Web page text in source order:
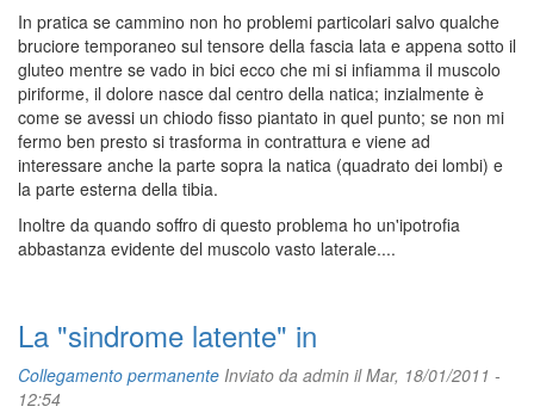
In pratica se cammino non ho problemi particolari salvo qualche
bruciore temporaneo sul tensore della fascia lata e appena sotto il
gluteo mentre se vado in bici ecco che mi si infiamma il muscolo
piriforme, il dolore nasce dal centro della natica; inzialmente è
come se avessi un chiodo fisso piantato in quel punto; se non mi
fermo ben presto si trasforma in contrattura e viene ad
interessare anche la parte sopra la natica (quadrato dei lombi) e
la parte esterna della tibia.
Inoltre da quando soffro di questo problema ho un'ipotrofia
abbastanza evidente del muscolo vasto laterale....
La "sindrome latente" in
Collegamento permanente Inviato da admin il Mar, 18/01/2011 -
12:54